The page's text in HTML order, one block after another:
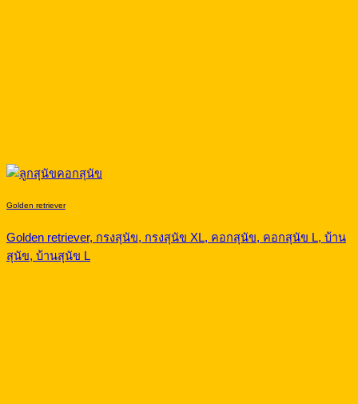
Golden retriever
Golden retriever, กรงสุนัข, กรงสุนัข XL, คอกสุนัข, คอกสุนัข L, บ้าน
สุนัข, บ้านสุนัข L